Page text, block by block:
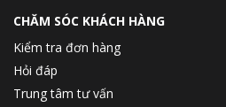
CHĂM SÓC KHÁCH HÀNG
Kiểm tra đơn hàng
Hỏi đáp
Trung tâm tư vấn